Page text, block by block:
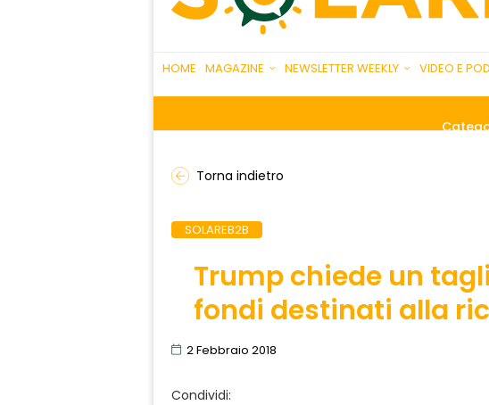
HOME MAGAZINE NEWSLETTER WEEKLY VIDEO E
Torna indietro
SOLAREB2B
Trump chiede un
fondi destinati alla
2 Febbraio 2018
Condividi: